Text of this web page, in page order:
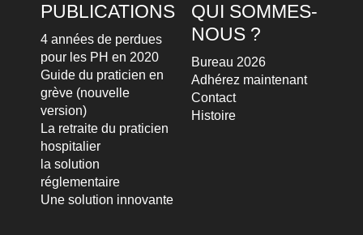
PUBLICATIONS
4 années de perdues
pour les PH en 2020
Guide du praticien en
grève (nouvelle
version)
La retraite du praticien
hospitalier
la solution
réglementaire
Une solution innovante
QUI SOMMES-
NOUS ?
Bureau 2026
Adhérez maintenant
Contact
Histoire